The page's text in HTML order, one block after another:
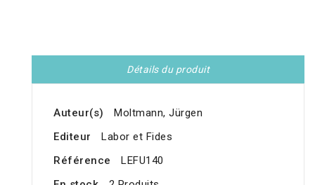
Détails du produit
Auteur(s)
Moltmann, Jürgen
Editeur
Labor et Fides
Référence
LEFU140